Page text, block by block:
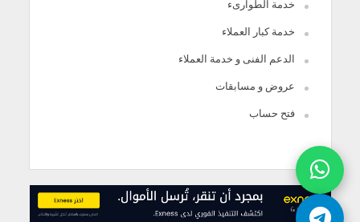
خدمة الطوارىء
خدمة كبار العملاء
الدعم الفنى و خدمة العملاء
عروض و مسابقات
فتح حساب